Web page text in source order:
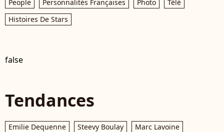
People Personnalités Françaises Photo
Télé
Histoires De Stars
false
Tendances
Emilie Dequenne Steevy Boulay
Marc Lavoine